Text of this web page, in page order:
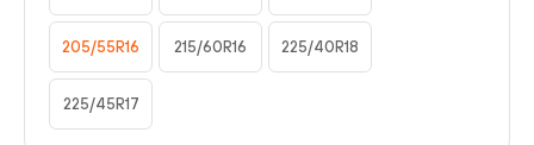
205/55R16 215/60R16 225/40R18
225/45R17